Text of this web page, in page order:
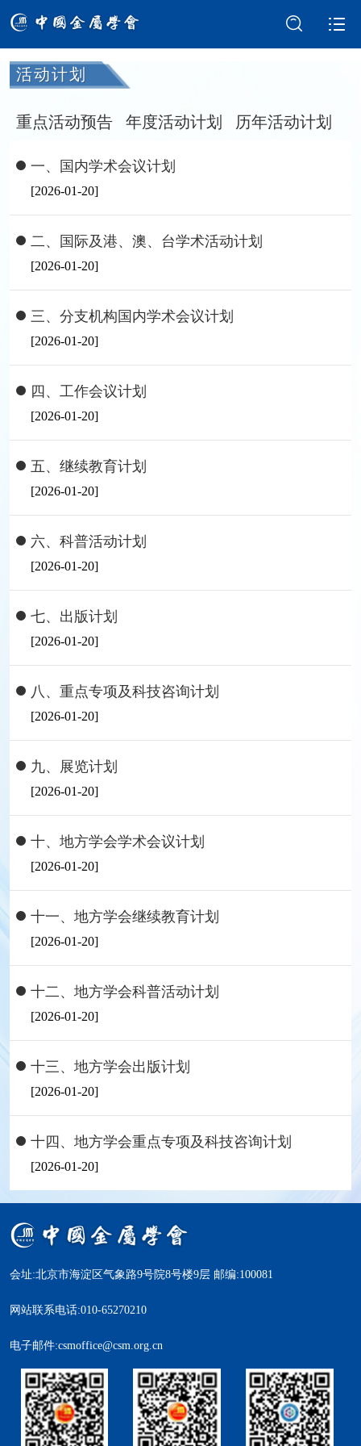
国际交流
智库建设 科技奖励
活动计划
重点活动预告 年度活动计划 历年活动计划
一、国内学术会议计划
[2026-01-20]
二、国际及港、澳、台学术活动计划
[2026-01-20]
三、分支机构国内学术会议计划
[2026-01-20]
四、工作会议计划
[2026-01-20]
五、继续教育计划
[2026-01-20]
六、科普活动计划
[2026-01-20]
七、出版计划
[2026-01-20]
八、重点专项及科技咨询计划
[2026-01-20]
九、展览计划
[2026-01-20]
十、地方学会学术会议计划
[2026-01-20]
十一、地方学会继续教育计划
[2026-01-20]
十二、地方学会科普活动计划
[2026-01-20]
十三、地方学会出版计划
[2026-01-20]
十四、地方学会重点专项及科技咨询计划
[2026-01-20]
会址:北京市海淀区气象路9号院8号楼9层 邮编:100081
网站联系电话:010-65270210
电子邮件:csmoffice@csm.org.cn